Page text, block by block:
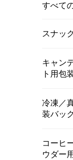
すべて
スナッ
キャン
ト用包
冷凍／
装バッ
コーヒ
ウダー